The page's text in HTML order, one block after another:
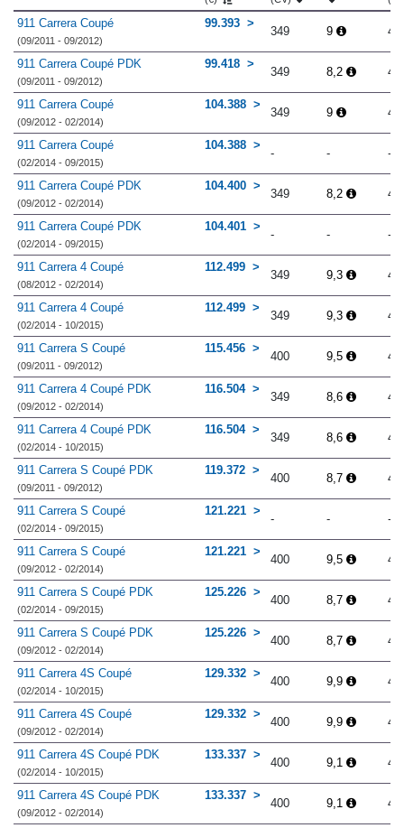
911 Carrera Coupé
(09/2011 - 09/2012)
99.393
349 9
911 Carrera Coupé PDK
(09/2011 - 09/2012)
99.418
349 8,2
911 Carrera Coupé
(09/2012 - 02/2014)
104.388
349 9
911 Carrera Coupé
(02/2014 - 09/2015)
104.388
- - -
911 Carrera Coupé PDK
(09/2012 - 02/2014)
104.400
349 8,2
911 Carrera Coupé PDK
(02/2014 - 09/2015)
104.401
- - -
911 Carrera 4 Coupé
(08/2012 - 02/2014)
112.499
349 9,3
911 Carrera 4 Coupé
(02/2014 - 10/2015)
112.499
349 9,3
911 Carrera S Coupé
(09/2011 - 09/2012)
115.456
400 9,5
911 Carrera 4 Coupé PDK
(09/2012 - 02/2014)
116.504
349 8,6
911 Carrera 4 Coupé PDK
(02/2014 - 10/2015)
116.504
349 8,6
911 Carrera S Coupé PDK
(09/2011 - 09/2012)
119.372
400 8,7
911 Carrera S Coupé
(02/2014 - 09/2015)
121.221
- - -
911 Carrera S Coupé
(09/2012 - 02/2014)
121.221
400 9,5
911 Carrera S Coupé PDK
(02/2014 - 09/2015)
125.226
400 8,7
911 Carrera S Coupé PDK
(09/2012 - 02/2014)
125.226
400 8,7
911 Carrera 4S Coupé
(02/2014 - 10/2015)
129.332
400 9,9
911 Carrera 4S Coupé
(09/2012 - 02/2014)
129.332
400 9,9
911 Carrera 4S Coupé PDK
(02/2014 - 10/2015)
133.337
400 9,1
911 Carrera 4S Coupé PDK
(09/2012 - 02/2014)
133.337
400 9,1